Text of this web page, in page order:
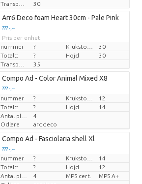
30
Arr6 Deco foam Heart 30cm - Pale Pink
??? -,--
Pris per enhet
nummer
?
30
Totalt:
? Höjd
30
35
Compo Ad - Color Animal Mixed X8
??? -,--
Pris per enhet
nummer ?
12
Totalt:
? Höjd
14
4
Odlare
arddeco
Compo Ad - Fasciolaria shell Xl
??? -,--
Pris per enhet
nummer ?
14
Totalt:
? Höjd
12
4 MPS cert.
MPS A+